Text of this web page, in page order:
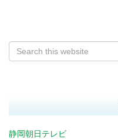
静岡朝日テレビ